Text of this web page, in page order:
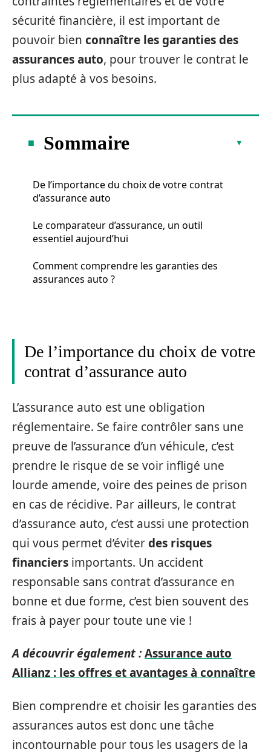
sécurité financière, il est important de
pouvoir bien connaître les garanties des
assurances auto, pour trouver le contrat le
plus adapté à vos besoins.
Sommaire
De l’importance du choix de votre contrat
d’assurance auto
Le comparateur d’assurance, un outil
essentiel aujourd’hui
Comment comprendre les garanties des
assurances auto ?
De l’importance du choix de votre
contrat d’assurance auto
L’assurance auto est une obligation
réglementaire. Se faire contrôler sans une
preuve de l’assurance d’un véhicule, c’est
prendre le risque de se voir infligé une
lourde amende, voire des peines de prison
en cas de récidive. Par ailleurs, le contrat
d’assurance auto, c’est aussi une protection
qui vous permet d’éviterdes risques
financiers importants. Un accident
responsable sans contrat d’assurance en
bonne et due forme, c’est bien souvent des
frais à payer pour toute une vie !
A découvrir également :Assurance auto
Allianz : les offres et avantages à connaître
Bien comprendre et choisir les garanties des
assurances autos est donc une tâche
incontournable pour tous les usagers de la